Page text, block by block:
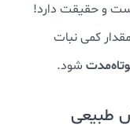
و حقیقت دارد!
کمی نبات
شود.